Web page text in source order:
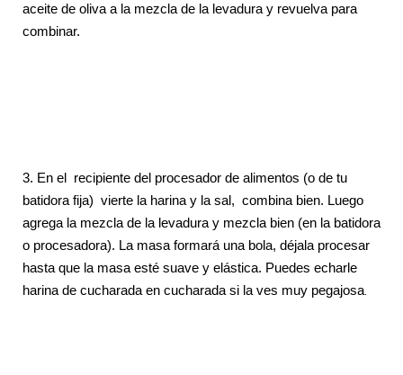
aceite de oliva a la mezcla de la levadura y revuelva para
combinar.
3. En el recipiente del procesador de alimentos (o de tu
batidora fija) vierte la harina y la sal, combina bien. Luego
agrega la mezcla de la levadura y mezcla bien (en la batidora
o procesadora). La masa formará una bola, déjala procesar
hasta que la masa esté suave y elástica. Puedes echarle
harina de cucharada en cucharada si la ves muy pegajosa.